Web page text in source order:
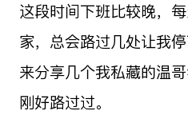
这段时间下班比较晚，
家，总会路过几处让我
来分享几个我私藏的温
刚好路过过。